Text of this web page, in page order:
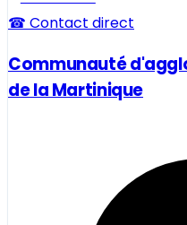
☎ Contact direct
Communauté
de la Martinique